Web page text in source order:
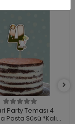
Party Teması 4
Pasta Süsü *Kalın